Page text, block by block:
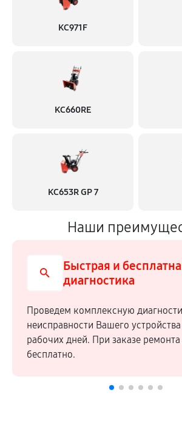
KC971F
KC660RE
KC653R GP 7
Наши
Быстрая и
диагностика
Проведем комплексную
неисправности Вашего
рабочих дней. При заказе ремонта
бесплатно.